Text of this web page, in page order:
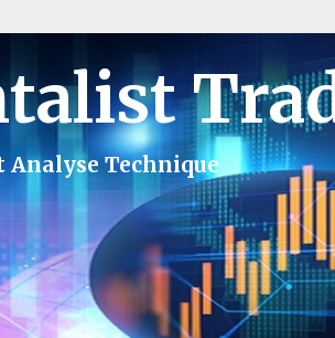
Analyse Technique